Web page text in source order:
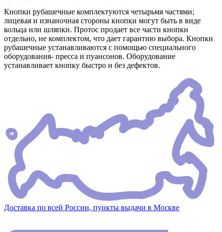
Кнопки рубашечные комплектуются четырьмя частями;
лицевая и изнаночная стороны кнопки могут быть в виде
кольца или шляпки. Протос продает все части кнопки
отдельно, не комплектом, что дает гарантию выбора. Кнопки
рубашечные устанавливаются с помощью специального
оборудования- пресса и пуансонов. Оборудование
устанавливает кнопку быстро и без дефектов.
Доставка по всей России, пункты выдачи в Москве